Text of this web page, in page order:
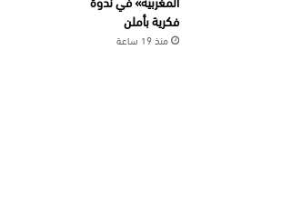
فكرية بأملن
منذ 19 ساعة